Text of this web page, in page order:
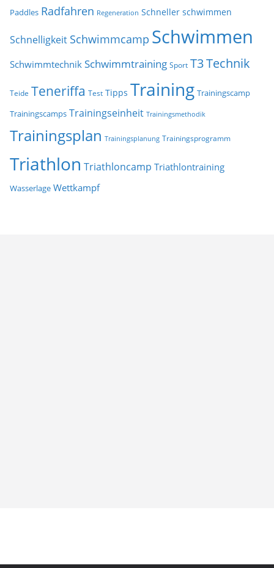
Paddles Radfahren Regeneration Schneller schwimmen
Schnelligkeit Schwimmcamp Schwimmen
Schwimmtechnik Schwimmtraining Sport T3Technik
Teide Teneriffa Test Tipps Training Trainingscamp
Trainingscamps Trainingseinheit Trainingsmethodik
Trainingsplan Trainingsplanung Trainingsprogramm
Triathlon Triathloncamp Triathlontraining
Wasserlage Wettkampf